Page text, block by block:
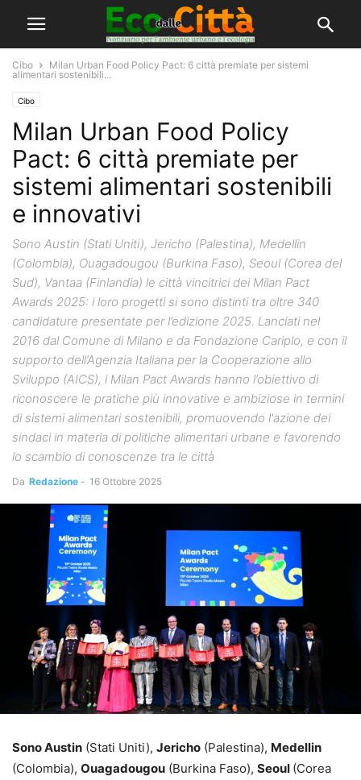
Cibo
Milan Urban Food Policy Pact: 6 città premiate per sistemi
alimentari sostenibili...
Cibo
Milan Urban Food Policy
Pact: 6 città premiate per
sistemi alimentari sostenibili
e innovativi
Sono Austin (Stati Uniti), Jericho (Palestina), Medellin
(Colombia), Ouagadougou (Burkina Faso), Seoul (Corea del
Sud), Vantaa (Finlandia) le città vincitrici dei Milan Pact
Awards 2025: i loro progetti si sono distinti tra oltre 340
candidature presentate per l’edizione 2025. Lanciati nel
2016 dal Comune di Milano e da Fondazione Cariplo, e con il
supporto dell’Agenzia Italiana per la Cooperazione allo
Sviluppo (AICS), i Milan Pact Awards hanno l’obiettivo di
riconoscere le pratiche più innovative e ambiziose in termini
di sistemi alimentari sostenibili, promuovendo l'azione dei
sindaci in materia di politiche alimentari urbane e favorendo
lo scambio di conoscenze tra le città
Da Redazione - 16 Ottobre 2025
Sono Austin (Stati Uniti), Jericho (Palestina), Medellin
(Colombia), Ouagadougou (Burkina Faso), Seoul (Corea